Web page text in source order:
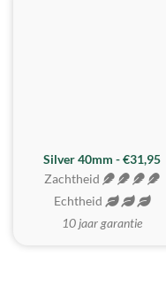
Silver 40mm - €31,95
Zachtheid
Echtheid
10 jaar garantie